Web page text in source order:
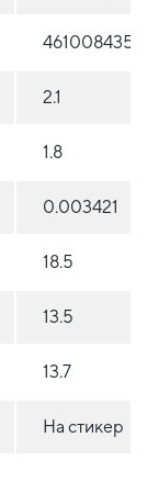
2.1
1.8
0.003421
18.5
13.5
13.7
На стикер